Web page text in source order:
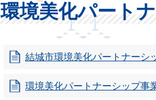
環境美化パート
結城市環境美化パートナーシ
環境美化パートナーシップ